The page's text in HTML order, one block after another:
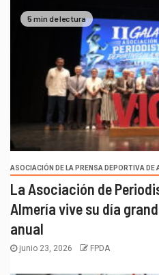
5 min de lectura
ASOCIACIÓN DE LA PRENSA DEPORTIVA DE
La Asociación de
Almería vive su día
anual
junio 23, 2026 FPDA